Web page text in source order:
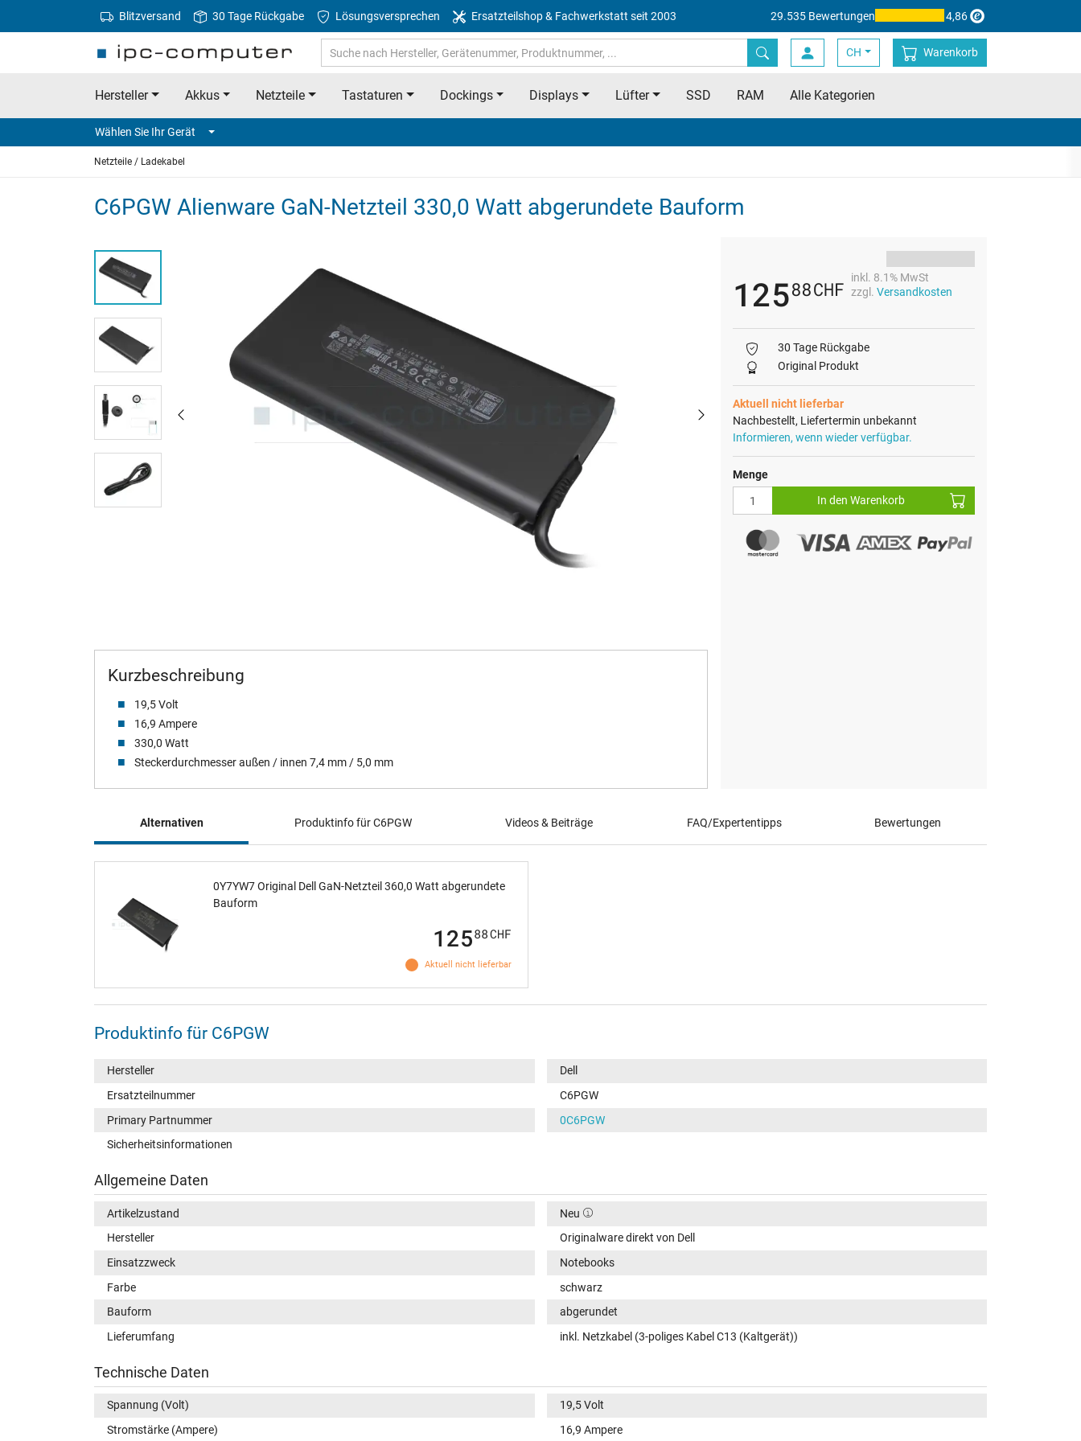
Blitzversand 30 Tage Rückgabe Lösungsversprechen Ersatzteilshop & Fachwerkstatt seit 2003 29.535 Bewertungen 4,86
CH Warenkorb
Hersteller Akkus Netzteile Tastaturen Dockings Displays Lüfter SSD RAM Alle Kategorien
Wählen Sie Ihr Gerät
Netzteile / Ladekabel
C6PGW Alienware GaN-Netzteil 330,0 Watt abgerundete Bauform
Kurzbeschreibung
19,5 Volt
16,9 Ampere
330,0 Watt
Steckerdurchmesser außen / innen 7,4 mm / 5,0 mm
12588CHF
inkl. 8.1% MwSt
zzgl. Versandkosten
30 Tage Rückgabe
Original Produkt
Aktuell nicht lieferbar
Nachbestellt, Liefertermin unbekannt
Informieren, wenn wieder verfügbar.
Menge
In den Warenkorb
Alternativen Produktinfo für C6PGW Videos & Beiträge FAQ/Expertentipps Bewertungen
0Y7YW7 Original Dell GaN-Netzteil 360,0 Watt abgerundete
Bauform
Aktuell nicht lieferbar
12588CHF
Produktinfo für C6PGW
Hersteller
Dell
Ersatzteilnummer
C6PGW
Primary Partnummer
0C6PGW
Sicherheitsinformationen
Allgemeine Daten
Artikelzustand
Neu
Hersteller
Originalware direkt von Dell
Einsatzzweck
Notebooks
Farbe
schwarz
Bauform
abgerundet
Lieferumfang
inkl. Netzkabel (3-poliges Kabel C13 (Kaltgerät))
Technische Daten
Spannung (Volt)
19,5 Volt
Stromstärke (Ampere)
16,9 Ampere